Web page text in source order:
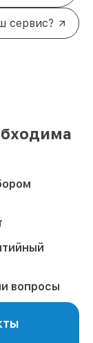
сервис?
вопросы